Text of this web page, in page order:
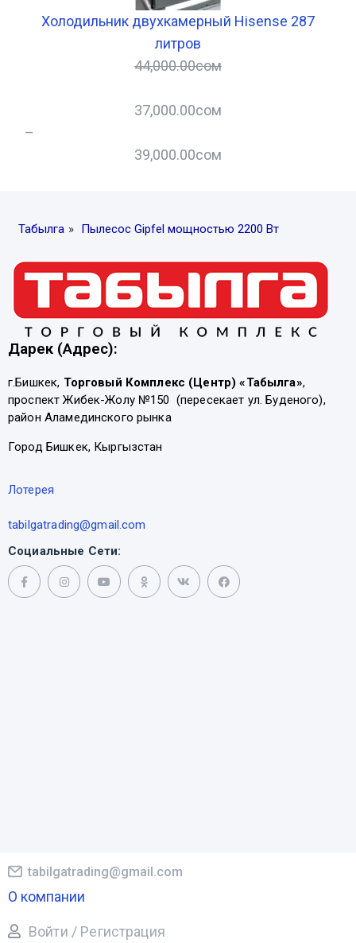
Холодильник двухкамерный Hisense 287
литров
44,000.00сом
37,000.00сом
–
39,000.00сом
Табылга » Пылесос Gipfel мощностью 2200 Вт
Дарек (Адрес):
г.Бишкек, Торговый Комплекс (Центр) «Табылга»,
проспект Жибек-Жолу №150 (пересекает ул. Буденого),
район Аламединского рынка
Город Бишкек, Кыргызстан
Лотерея
tabilgatrading@gmail.com
Социальные Сети:
tabilgatrading@gmail.com
О компании
Войти / Регистрация